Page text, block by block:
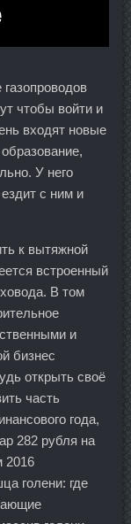
чтобы войти и
входят новые
У него
с ним и
к вытяжной
встроенный
В том
и
бизнес
открыть своё
часть
года,
282 рубля на
2016
голени: где